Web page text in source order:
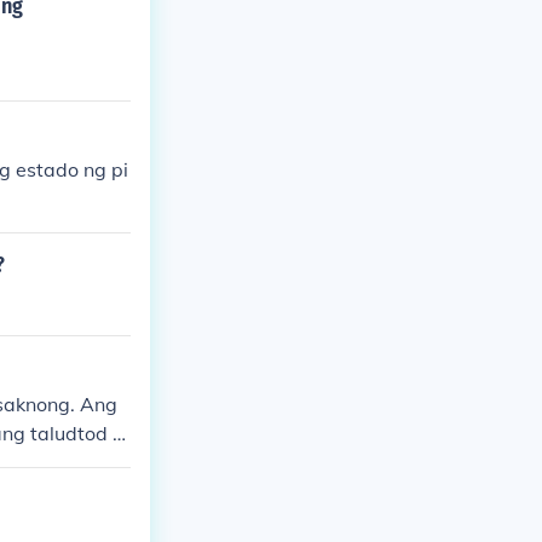
estado ng pi
Ang
taludtod a
rin dit